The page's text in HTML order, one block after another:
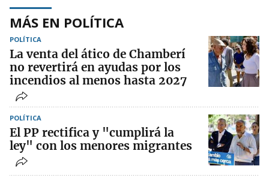
MÁS EN POLÍTICA
POLÍTICA
La venta del ático de Chamberí
no revertirá en ayudas por los
incendios al menos hasta 2027
POLÍTICA
El PP rectifica y "cumplirá la
ley" con los menores migrantes